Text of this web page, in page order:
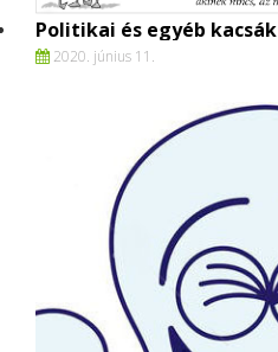
Politikai és egyéb kacsák
2020. június 11.